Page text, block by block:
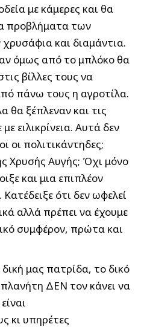
με κάμερες και θα
προβλήματα των
και διαμάντια.
όμως από το μπλόκο θα
βίλλες τους να
πάνω τους η αγροτίλα.
θα ξέπλεναν και τις
ειλικρίνεια. Αυτά δεν
οι πολιτικάντηδες;
Χρυσής Αυγής; Όχι μόνο
και μια επιπλέον
ότι δεν ωφελεί
αλλά πρέπει να έχουμε
συμφέρον, πρώτα και
μας πατρίδα, το δικό
ΔΕΝ τον κάνει να
κι υπηρέτες